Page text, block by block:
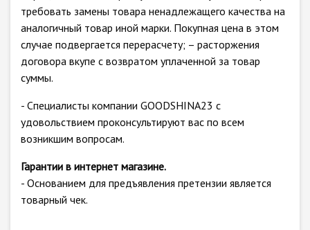
требовать замены товара ненадлежащего качества на
аналогичный товар иной марки. Покупная цена в этом
случае подвергается перерасчету; – расторжения
договора вкупе с возвратом уплаченной за товар
суммы.
- Специалисты компании GOODSHINA23 с
удовольствием проконсультируют вас по всем
возникшим вопросам.
Гарантии в интернет магазине.
- Основанием для предъявления претензии является
товарный чек.